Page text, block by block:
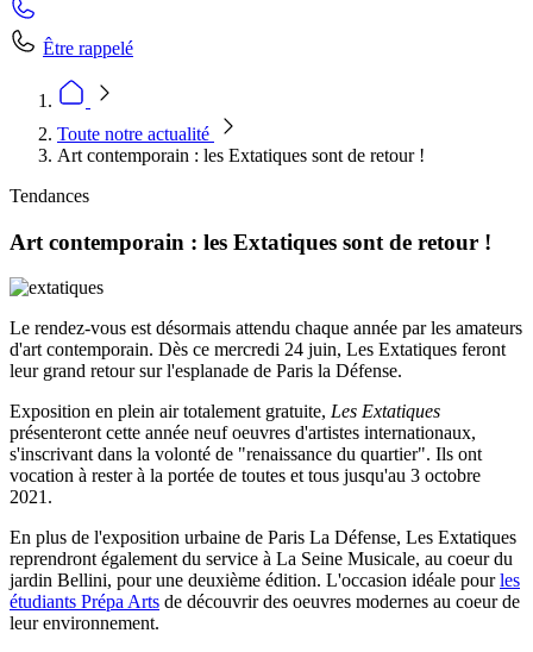
Être rappelé
Toute notre actualité
Art contemporain : les Extatiques sont de retour !
Tendances
Art contemporain : les Extatiques sont de retour !
Le rendez-vous est désormais attendu chaque année par les amateurs
d'art contemporain. Dès ce mercredi 24 juin, Les Extatiques feront
leur grand retour sur l'esplanade de Paris la Défense.
Exposition en plein air totalement gratuite, Les Extatiques
présenteront cette année neuf oeuvres d'artistes internationaux,
s'inscrivant dans la volonté de "renaissance du quartier". Ils ont
vocation à rester à la portée de toutes et tous jusqu'au 3 octobre
2021.
En plus de l'exposition urbaine de Paris La Défense, Les Extatiques
reprendront également du service à La Seine Musicale, au coeur du
jardin Bellini, pour une deuxième édition. L'occasion idéale pourles
étudiants Prépa Arts de découvrir des oeuvres modernes au coeur de
leur environnement.